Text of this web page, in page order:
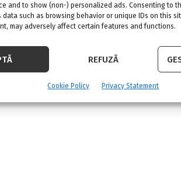
and to show (non-) personalized ads. Consenting to
data such as browsing behavior or unique IDs on this
may adversely affect certain features and functions.
REFUZĂ
Cookie Policy Privacy Statement